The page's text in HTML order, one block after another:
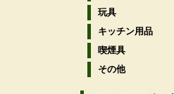
玩具
キッチン用品
喫煙具
その他